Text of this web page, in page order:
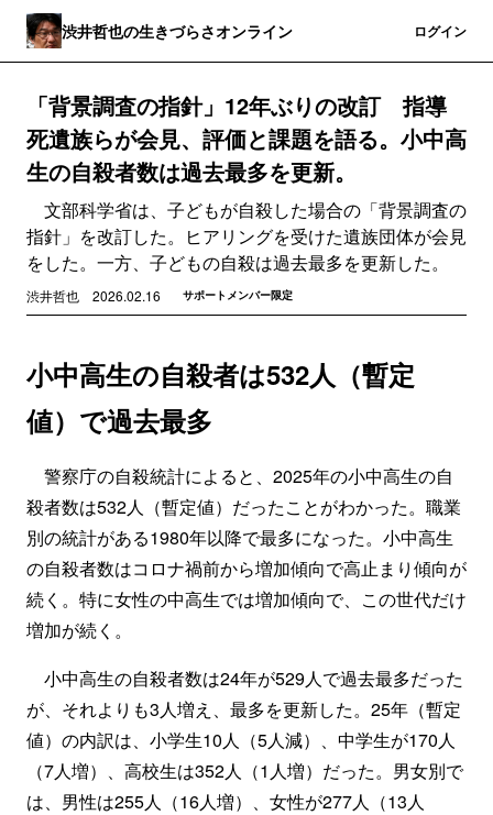
渋井哲也の生きづらさオンライン ログイン
「背景調査の指針」12年ぶりの改訂 指導
死遺族らが会見、評価と課題を語る。小中高
生の自殺者数は過去最多を更新。
文部科学省は、子どもが自殺した場合の「背景調査の
指針」を改訂した。ヒアリングを受けた遺族団体が会見
をした。一方、子どもの自殺は過去最多を更新した。
渋井哲也 2026.02.16 サポートメンバー限定
小中高生の自殺者は532人（暫定
値）で過去最多
警察庁の自殺統計によると、2025年の小中高生の自
殺者数は532人（暫定値）だったことがわかった。職業
別の統計がある1980年以降で最多になった。小中高生
の自殺者数はコロナ禍前から増加傾向で高止まり傾向が
続く。特に女性の中高生では増加傾向で、この世代だけ
増加が続く。
小中高生の自殺者数は24年が529人で過去最多だった
が、それよりも3人増え、最多を更新した。25年（暫定
値）の内訳は、小学生10人（5人減）、中学生が170人
（7人増）、高校生は352人（1人増）だった。男女別で
は、男性は255人（16人増）、女性が277人（13人